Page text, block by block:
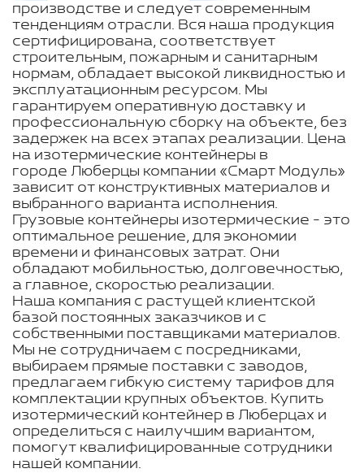
производстве и следует современным
тенденциям отрасли. Вся наша продукция
сертифицирована, соответствует
строительным, пожарным и санитарным
нормам, обладает высокой ликвидностью и
эксплуатационным ресурсом. Мы
гарантируем оперативную доставку и
профессиональную сборку на объекте, без
задержек на всех этапах реализации. Цена
на изотермические контейнеры в
городе Люберцы компании «Смарт Модуль»
зависит от конструктивных материалов и
выбранного варианта исполнения.
Грузовые контейнеры изотермические - это
оптимальное решение, для экономии
времени и финансовых затрат. Они
обладают мобильностью, долговечностью,
а главное, скоростью реализации.
Наша компания с растущей клиентской
базой постоянных заказчиков и с
собственными поставщиками материалов.
Мы не сотрудничаем с посредниками,
выбираем прямые поставки с заводов,
предлагаем гибкую систему тарифов для
комплектации крупных объектов. Купить
изотермический контейнер в Люберцах и
определиться с наилучшим вариантом,
помогут квалифицированные сотрудники
нашей компании.